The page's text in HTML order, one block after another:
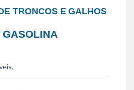
TRONCOS E GALHOS
GASOLINA